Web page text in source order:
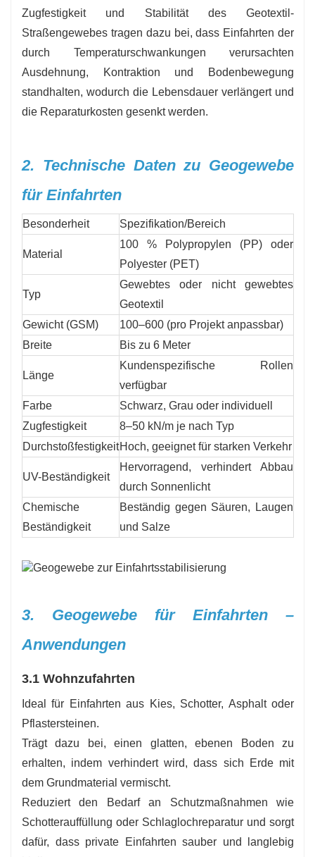
Zugfestigkeit und Stabilität des Geotextil-
Straßengewebes tragen dazu bei, dass Einfahrten der
durch Temperaturschwankungen verursachten
Ausdehnung, Kontraktion und Bodenbewegung
standhalten, wodurch die Lebensdauer verlängert und
die Reparaturkosten gesenkt werden.
2. Technische Daten zu Geogewebe
für Einfahrten
Besonderheit Spezifikation/Bereich
Material
100 % Polypropylen (PP) oder
Polyester (PET)
Typ
Gewebtes oder nicht gewebtes
Geotextil
Gewicht (GSM)
100–600 (pro Projekt anpassbar)
Breite
Bis zu 6 Meter
Länge
Kundenspezifische Rollen
verfügbar
Farbe
Schwarz, Grau oder individuell
Zugfestigkeit
8–50 kN/m je nach Typ
DurchstoßfestigkeitHoch, geeignet für starken Verkehr
UV-Beständigkeit
Hervorragend, verhindert Abbau
durch Sonnenlicht
Chemische
Beständigkeit
Beständig gegen Säuren, Laugen
und Salze
3. Geogewebe für Einfahrten –
Anwendungen
3.1 Wohnzufahrten
Ideal für Einfahrten aus Kies, Schotter, Asphalt oder
Pflastersteinen.
Trägt dazu bei, einen glatten, ebenen Boden zu
erhalten, indem verhindert wird, dass sich Erde mit
dem Grundmaterial vermischt.
Reduziert den Bedarf an Schutzmaßnahmen wie
Schotterauffüllung oder Schlaglochreparatur und sorgt
dafür, dass private Einfahrten sauber und langlebig